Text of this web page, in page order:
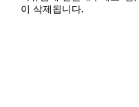
이 삭제됩니다.